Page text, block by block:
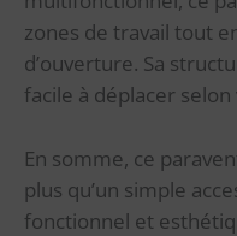
zones de travail tout
d’ouverture. Sa
facile à déplacer selon
En somme, ce
plus qu’un simple
fonctionnel et